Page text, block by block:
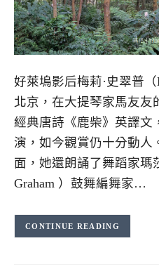
好萊塢影后梅莉·史翠普
北京，在大提琴家馬友友
經典唐詩《鹿柴》英譯文
演，如今觀賞仍十分動人
面，她還朗誦了舞蹈家瑪
Graham ）鼓舞編舞家…
CONTINUE READING